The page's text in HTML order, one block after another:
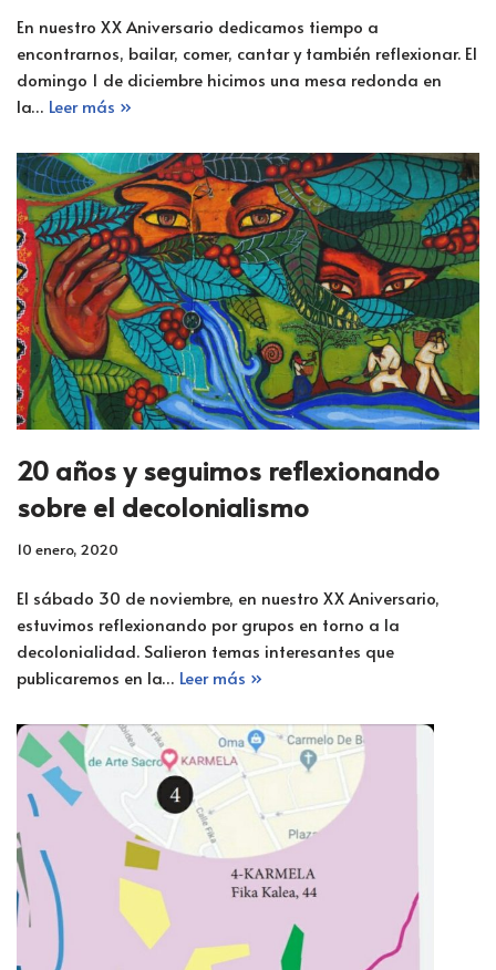
En nuestro XX Aniversario dedicamos tiempo a
encontrarnos, bailar, comer, cantar y también reflexionar. El
domingo 1 de diciembre hicimos una mesa redonda en
la… Leer más »
20 años y seguimos reflexionando
sobre el decolonialismo
10 enero, 2020
El sábado 30 de noviembre, en nuestro XX Aniversario,
estuvimos reflexionando por grupos en torno a la
decolonialidad. Salieron temas interesantes que
publicaremos en la… Leer más »